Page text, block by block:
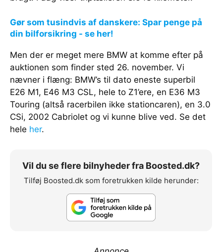
Gør som tusindvis af danskere: Spar penge på
din bilforsikring - se her!
Men der er meget mere BMW at komme efter på
auktionen som finder sted 26. november. Vi
nævner i flæng: BMW’s til dato eneste superbil
E26 M1, E46 M3 CSL, hele to Z1’ere, en E36 M3
Touring (altså racerbilen ikke stationcaren), en 3.0
CSi, 2002 Cabriolet og vi kunne blive ved. Se det
hele her.
Vil du se flere bilnyheder fra Boosted.dk?
Tilføj Boosted.dk som foretrukken kilde herunder: